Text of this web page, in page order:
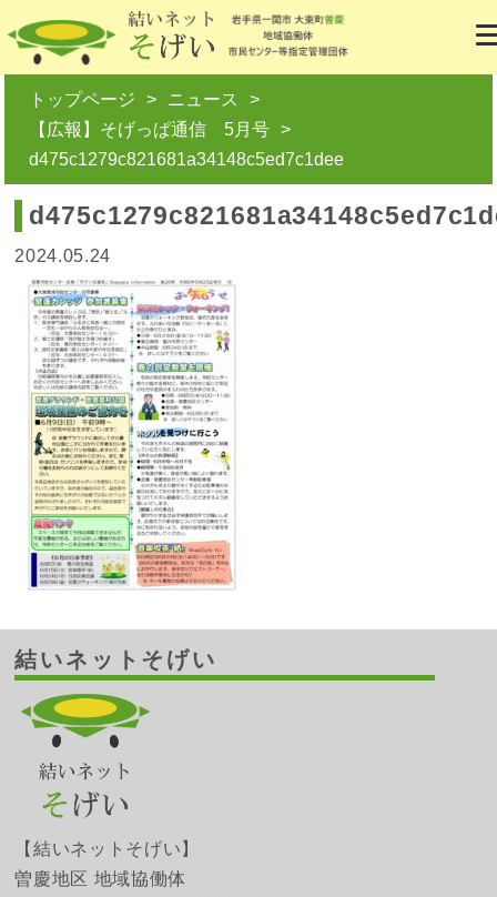
トップページ
ニュース
【広報】そげっぱ通信 5月号
d475c1279c821681a34148c5ed7c1dee
2024.05.24
結いネットそげい
【結いネットそげい】
曽慶地区 地域協働体